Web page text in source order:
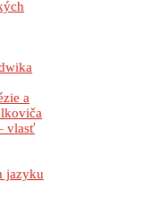
a
vlasť
jazyku